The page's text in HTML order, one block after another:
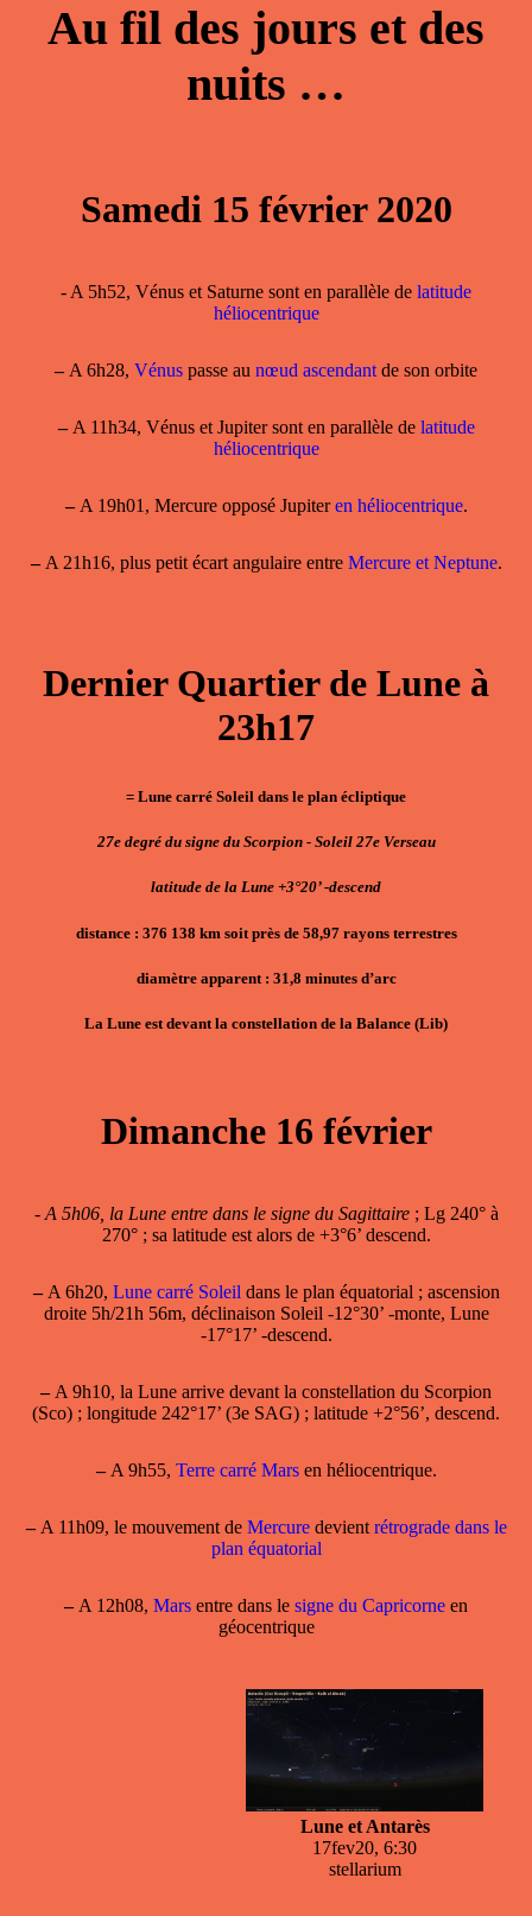
Au fil des jours et des
nuits …
Samedi 15 février 2020
- A 5h52, Vénus et Saturne sont en parallèle de latitude
héliocentrique
–A 6h28, Vénus passe au nœud ascendant de son orbite
–A 11h34, Vénus et Jupiter sont en parallèle de latitude
héliocentrique
–A 19h01, Mercure opposé Jupiteren héliocentrique.
–A 21h16, plus petit écart angulaire entre Mercure et Neptune.
Dernier Quartier de Lune à
23h17
= Lune carré Soleil dans le plan écliptique
27e degré du signe du Scorpion - Soleil 27e Verseau
latitude de la Lune +3°20’ -descend
distance : 376 138 km soit près de 58,97 rayons terrestres
diamètre apparent : 31,8 minutes d’arc
La Lune est devant la constellation de la Balance (Lib)
Dimanche 16 février
- A 5h06, la Lune entre dans le signe du Sagittaire; Lg 240° à
270° ; sa latitude est alors de +3°6’ descend.
–A 6h20, Lune carré Soleil dans le plan équatorial ; ascension
droite 5h/21h 56m, déclinaison Soleil -12°30’ -monte, Lune
-17°17’ -descend.
–A 9h10, la Lune arrive devant la constellation du Scorpion
(Sco) ; longitude 242°17’ (3e SAG) ; latitude +2°56’, descend.
–A 9h55, Terre carré Marsen héliocentrique.
–A 11h09, le mouvement de Mercuredevient rétrograde dans le
plan équatorial
–A 12h08, Mars entre dans le signe du Capricorne en
géocentrique
Lune et Antarès
17fev20, 6:30
stellarium